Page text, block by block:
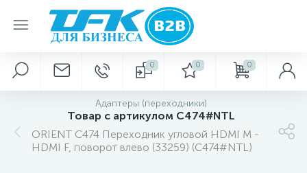
0 0 0
Адаптеры (переходники)
Товар с артикулом C474#NTL
ORIENT C474 Переходник угловой HDMI M -
HDMI F, поворот влево (33259) (C474#NTL)